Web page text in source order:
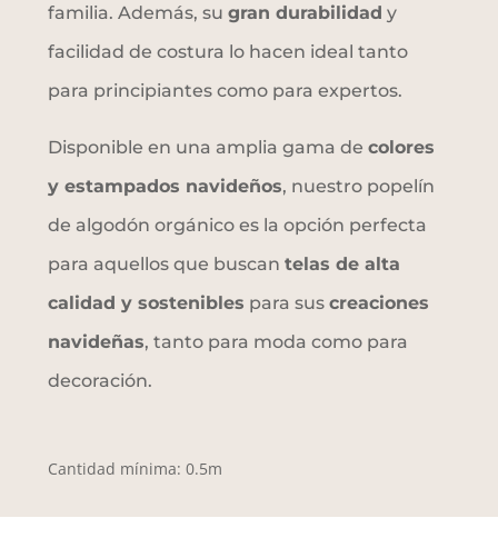
familia. Además, su gran durabilidad y
facilidad de costura lo hacen ideal tanto
para principiantes como para expertos.
Disponible en una amplia gama de colores
y estampados navideños, nuestro popelín
de algodón orgánico es la opción perfecta
para aquellos que buscan telas de alta
calidad y sostenibles para sus creaciones
navideñas, tanto para moda como para
decoración.
Cantidad mínima: 0.5m